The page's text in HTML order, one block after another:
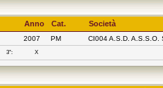
Anno Cat. Società
2007 PM CI004 A.S.D. A.S.S.O.
3°: X